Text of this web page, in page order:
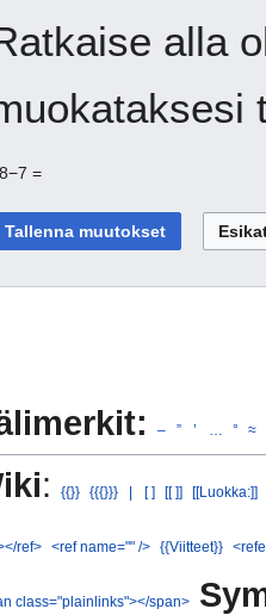
alla
=
– ” ’ ° ≈
: {{}} {{{}}} | [ ] [[ ]] [[Luokka:]]
ref> <ref name="" /> {{Viitteet}}
class="plainlinks"></span>